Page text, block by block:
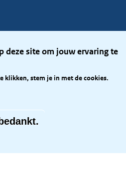
deze site om jouw ervaring te
klikken, stem je in met de cookies.